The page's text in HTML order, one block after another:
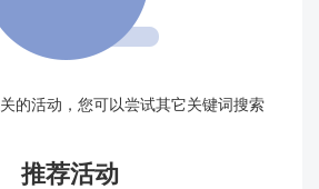
的活动，您可以尝试其它关键词搜索
推荐活动